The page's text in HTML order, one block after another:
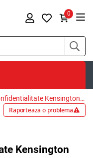
0
Filtru de confidentialitate Kensington K55254WW, 14inch, 16:10, Black
Raporteaza o problema
Kensington